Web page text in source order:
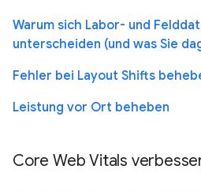
Warum sich Labor- und
unterscheiden (und was Sie
Fehler bei Layout Shifts
Leistung vor Ort beheben
Core Web Vitals